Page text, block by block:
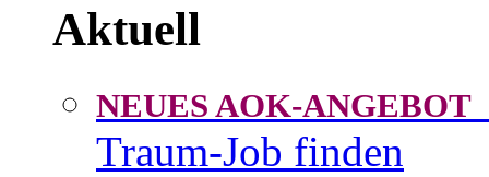
Aktuell
NEUES AOK-ANGEBOT
Traum-Job finden